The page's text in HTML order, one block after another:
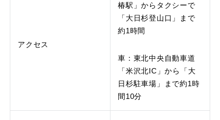
アクセス
椿駅」からタクシーで
「大日杉登山口」まで
約1時間
車：東北中央自動車道
「米沢北IC」から「大
日杉駐車場」まで約1時
間10分